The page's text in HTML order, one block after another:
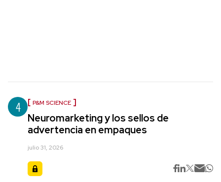
4 P&M SCIENCE
Neuromarketing y los sellos de
advertencia en empaques
julio 31, 2026